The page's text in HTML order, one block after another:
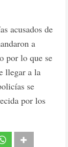
acusados de
a
por lo que se
llegar a la
se
por los